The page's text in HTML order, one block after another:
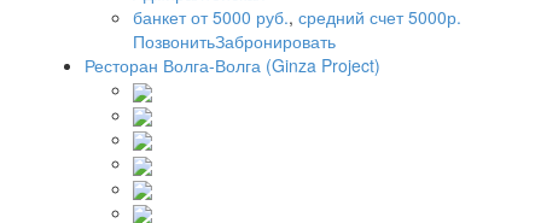
банкет от 5000 руб., средний счет 5000р.
ПозвонитьЗабронировать
Ресторан Волга-Волга (Ginza Project)